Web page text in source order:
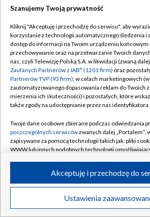
TVP
Abonament TVP
Emisja w TVP
Centrum informacji TVP
Naziemna Telewizja Cyfrowa
Rada Programowa
System NOS
Informacje o nadawcy
Program dla prasy
Ogłoszenie przetargowe
Regulamin TVP
Polityka prywatności
Moje zgody
Pomoc
Kontakt
Kanały
©2026 Telewizja Polska S.A. w
Szanujemy Twoją prywatność
Kliknij "Akceptuję i przechodzę do serwisu", aby
korzystanie z technologii automatycznego śledzenia i
dostęp do informacji na Twoim urządzeniu końcowym
przechowywanie oraz na przetwarzanie Twoich
nas, czyli Telewizję Polską S.A. w likwidacji (zwaną
Zaufanych Partnerów z IAB* (1201 firm) oraz
Partnerów TVP (93 firm), w celach marketingowych
zautomatyzowanego dopasowania reklam do Twoich
mierzenia ich skuteczności) i pozostałych, które
także zgody na udostępnianie przez nas identyfikatora
Twoje dane osobowe zbierane podczas odwiedzania
poszczególnych serwisówzwanych dalej „Portalem”,
zapisywane za pomocą technologii takich jak: pliki
WWW lub innych podobnych technologii
ruchu w Internecie.
Twoje dane osobowe zbierane podczas odwiedzania
poszczególnych serwisówna Portalu, takie jak adresy
Ustawienia
Akceptuję i przechodzę do